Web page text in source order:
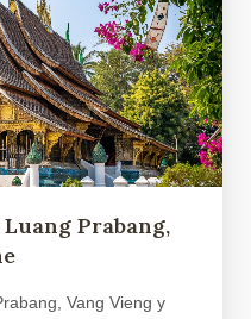
Luang Prabang,
Vang Vieng y